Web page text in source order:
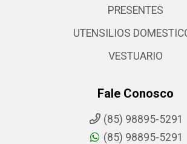
PRESENTES
UTENSILIOS
VESTUARIO
Fale Conosco
(85) 98895-5291
(85) 98895-5291